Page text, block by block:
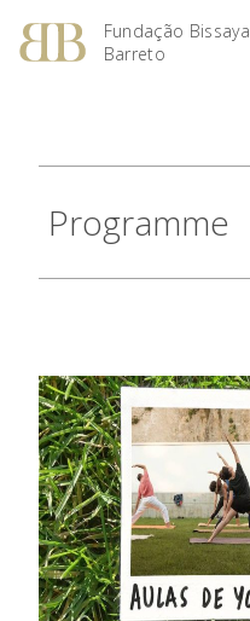
Fundação Bissaya
Barreto
Programme